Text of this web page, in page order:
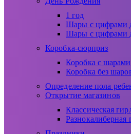
1 год
Шары с цифрами
Шары с цифрами
Коробка-сюрприз
Коробка с шарами
Коробка без
Определение пола
Открытие магазинов
Классическая
Разнокалиберная